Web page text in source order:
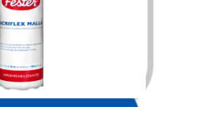
3,911.00